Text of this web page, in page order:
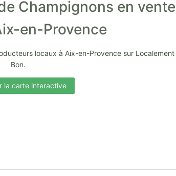
Champignons en vente
en-Provence
locaux à Aix-en-Provence sur Localement
Bon.
la carte interactive